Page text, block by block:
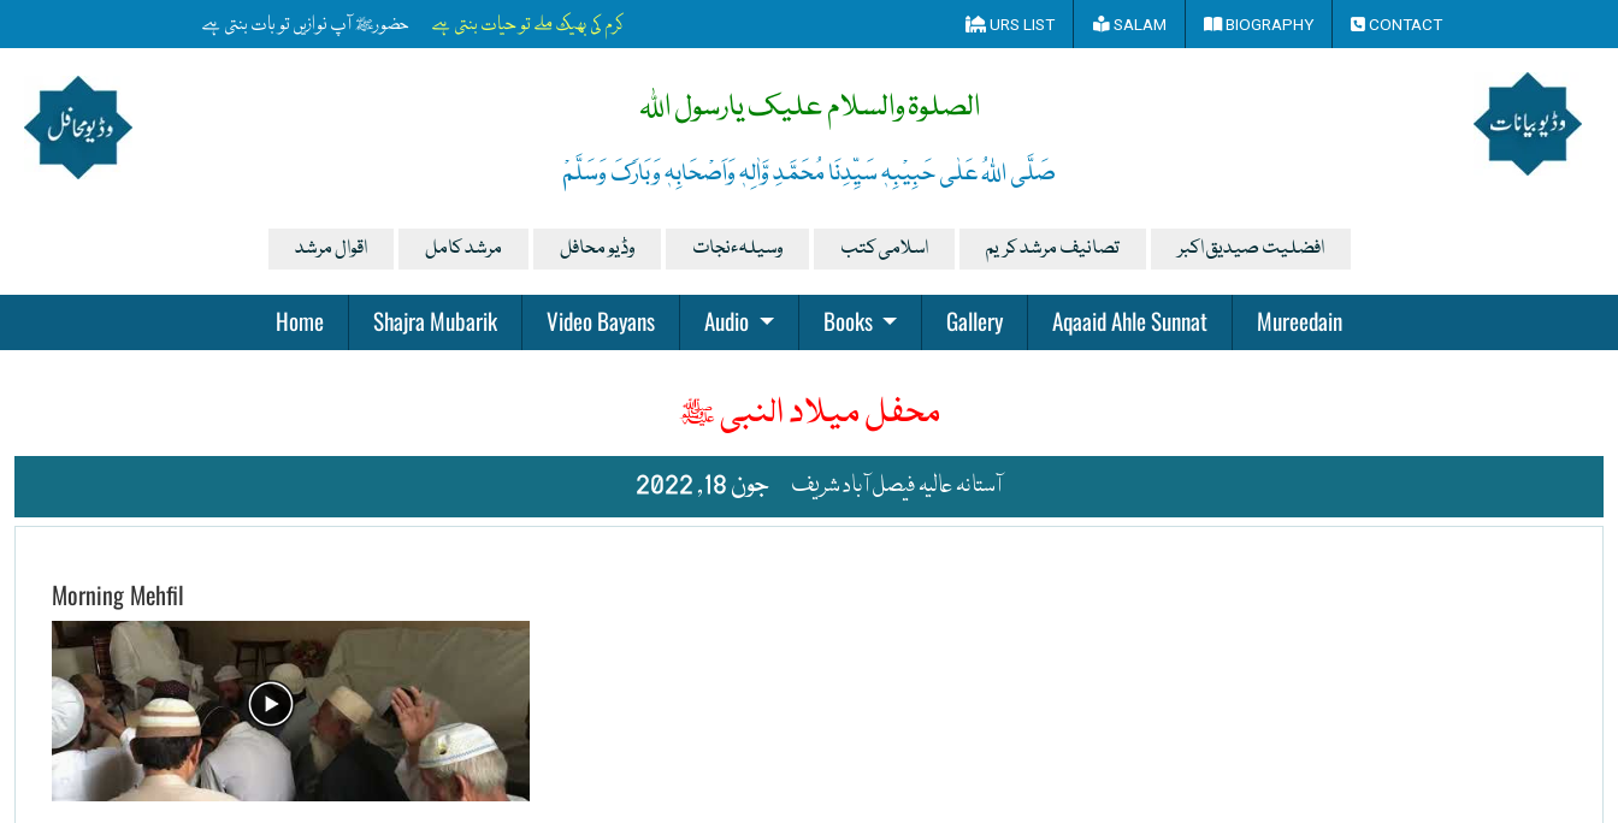
کرم کی بھیک ملے تو حیات بنتی ہے حضورﷺ آپ نوازیں تو بات بنتی ہے URS LIST SALAM BIOGRAPHY CONTACT
الصلوۃ والسلام علیک یارسول اللہ
صَلَّی اللہُ عَلٰی حَبِیْبِہٖ سَیِّدِنَا مُحَمَّدِ وَّاٰلِہٖ وَاَصْحَابِہٖ وَبَارَکَ وَسَلَّمْ
اقوال مرشد مرشد کامل وڈیو محافل وسیلہءنجات اسلامی کتب تصانیف مرشد کریم افضلیت صیدیق اکبر
Home Shajra Mubarik Video Bayans Audio Books Gallery Aqaaid Ahle Sunnat Mureedain
محفل میلاد النبی ﷺ
جون 18, 2022 آستانہ عالیہ فیصل آباد شریف
Morning Mehfil